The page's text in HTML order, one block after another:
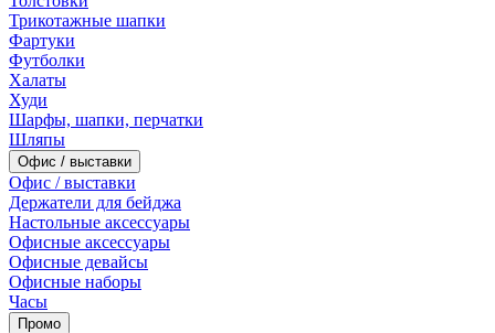
Трикотажные шапки
Фартуки
Футболки
Халаты
Худи
Шарфы, шапки, перчатки
Шляпы
Офис / выставки
Офис / выставки
Держатели для бейджа
Настольные аксессуары
Офисные аксессуары
Офисные девайсы
Офисные наборы
Часы
Промо